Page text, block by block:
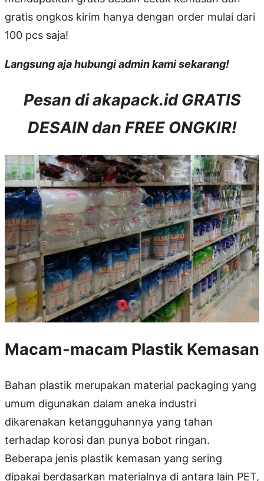
gratis ongkos kirim hanya dengan order mulai dari
100 pcs saja!
Langsung aja hubungi admin kami sekarang!
Pesan di akapack.id GRATIS
DESAIN dan FREE ONGKIR!
Macam-macam Plastik Kemasan
Bahan plastik merupakan material packaging yang
umum digunakan dalam aneka industri
dikarenakan ketangguhannya yang tahan
terhadap korosi dan punya bobot ringan.
Beberapa jenis plastik kemasan yang sering
dipakai berdasarkan materialnya di antara lain PET,